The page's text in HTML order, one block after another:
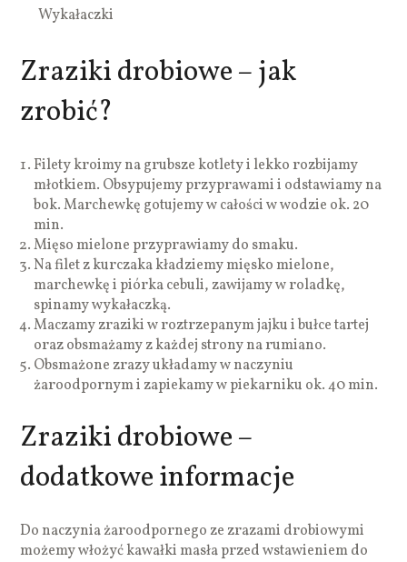
Wykałaczki
Zraziki drobiowe – jak
zrobić?
Filety kroimy na grubsze kotlety i lekko rozbijamy
młotkiem. Obsypujemy przyprawami i odstawiamy na
bok. Marchewkę gotujemy w całości w wodzie ok. 20
min.
Mięso mielone przyprawiamy do smaku.
Na filet z kurczaka kładziemy mięsko mielone,
marchewkę i piórka cebuli, zawijamy w roladkę,
spinamy wykałaczką.
Maczamy zraziki w roztrzepanym jajku i bułce tartej
oraz obsmażamy z każdej strony na rumiano.
Obsmażone zrazy układamy w naczyniu
żaroodpornym i zapiekamy w piekarniku ok. 40 min.
Zraziki drobiowe –
dodatkowe informacje
Do naczynia żaroodpornego ze zrazami drobiowymi
możemy włożyć kawałki masła przed wstawieniem do